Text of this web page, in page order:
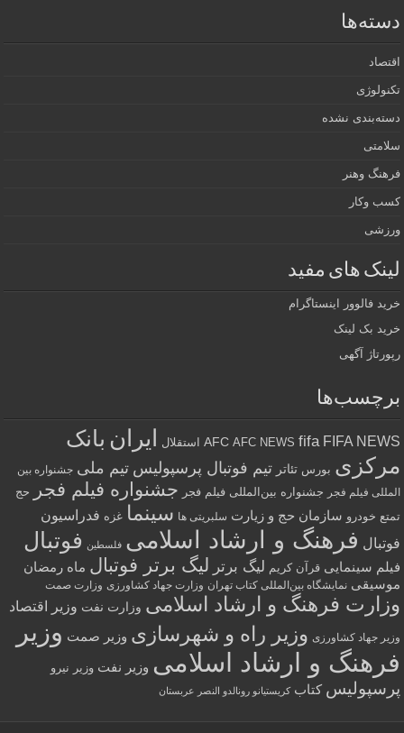
دسته‌ها
اقتصاد
تکنولوژی
دسته‌بندی نشده
سلامتی
فرهنگ وهنر
کسب وکار
ورزشی
لینک های مفید
خرید فالوور اینستاگرام
خرید بک لینک
رپورتاژ آگهی
برچسب‌ها
AFC AFC NEWS fifa FIFA NEWS استقلال ایران بانک
مرکزی بورس تئاتر تیم فوتبال پرسپولیس تیم ملی جشنواره بین
المللی فیلم فجر جشنواره بین‌المللی فیلم فجر جشنواره فیلم فجر
حج
تمتع خودرو سازمان حج و زیارت سلبریتی ها سینما غزه فدراسیون
فوتبال فرهنگ و ارشاد اسلامی فلسطین فوتبال
فیلم سینمایی قرآن کریم لیگ برتر لیگ برتر فوتبال ماه رمضان
موسیقی نمایشگاه بین‌المللی کتاب تهران وزارت جهاد کشاورزی وزارت صمت
وزارت فرهنگ و ارشاد اسلامی وزارت نفت وزیر اقتصاد
وزیر جهاد کشاورزی وزیر راه و شهرسازی وزیر صمت وزیر
فرهنگ و ارشاد اسلامی وزیر نفت وزیر نیرو
پرسپولیس کتاب کریستیانو رونالدو النصر عربستان